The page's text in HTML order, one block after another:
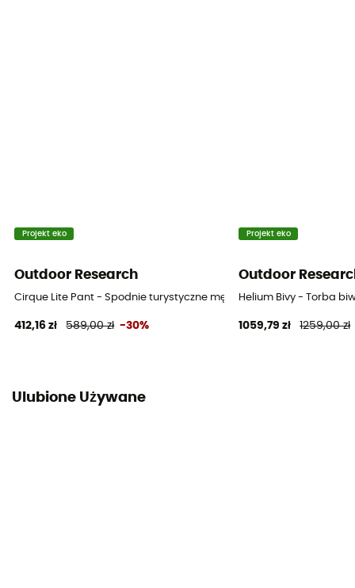
Projekt eko
Outdoor Research
Cirque Lite Pant - Spodnie turystyczne męskie
412,16 zł 589,00 zł -30%
Projekt eko
Outdoor
Helium Bivy - Torba
1059,79 zł 1259,00 zł
Ulubione Używane